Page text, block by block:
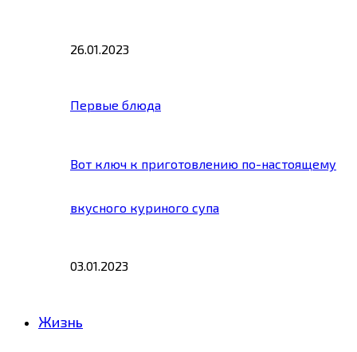
26.01.2023
Первые блюда
Вот ключ к приготовлению по-настоящему
вкусного куриного супа
03.01.2023
Жизнь